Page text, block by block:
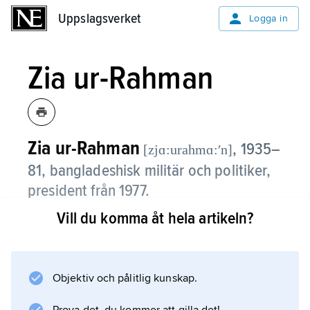
Uppslagsverket Logga in
Zia ur-Rahman
Zia ur-Rahman [zjɑ:urahmɑ:ʹn], 1935–
81, bangladeshisk militär och politiker,
president från 1977.
Zia ur-Rahman var överste i pakistanska
Bangladesh. År 1975, sedan president
Vill du komma åt hela artikeln?
Objektiv och pålitlig kunskap.